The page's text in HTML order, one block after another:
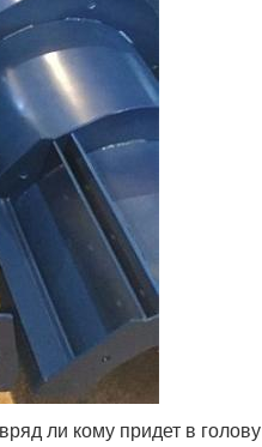
ли кому придет в голову